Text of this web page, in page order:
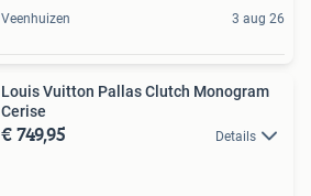
Veenhuizen 3 aug 26
Louis Vuitton Pallas Clutch Monogram
Cerise
€ 749,95 Details